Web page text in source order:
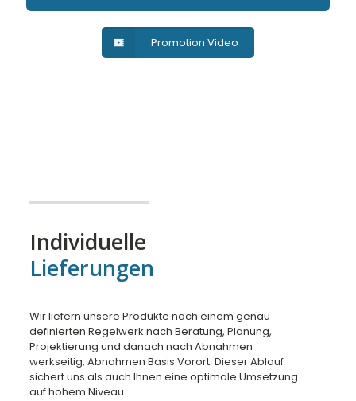
Promotion Video
Individuelle
Lieferungen
Wir liefern unsere Produkte nach einem genau
definierten Regelwerk nach Beratung, Planung,
Projektierung und danach nach Abnahmen
werkseitig, Abnahmen Basis Vorort. Dieser Ablauf
sichert uns als auch Ihnen eine optimale Umsetzung
auf hohem Niveau.